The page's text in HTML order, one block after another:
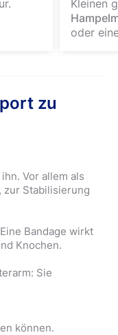
Kleinen
oder
zu
Vor allem als
Stabilisierung
Bandage wirkt
Knochen.
Sie
können.